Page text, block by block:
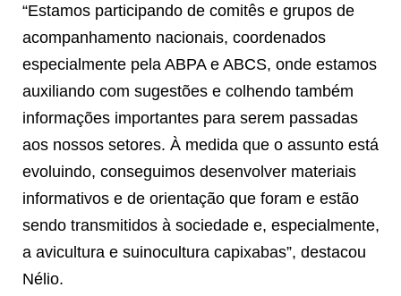
“Estamos participando de comitês e grupos de
acompanhamento nacionais, coordenados
especialmente pela ABPA e ABCS, onde estamos
auxiliando com sugestões e colhendo também
informações importantes para serem passadas
aos nossos setores. À medida que o assunto está
evoluindo, conseguimos desenvolver materiais
informativos e de orientação que foram e estão
sendo transmitidos à sociedade e, especialmente,
a avicultura e suinocultura capixabas”, destacou
Nélio.